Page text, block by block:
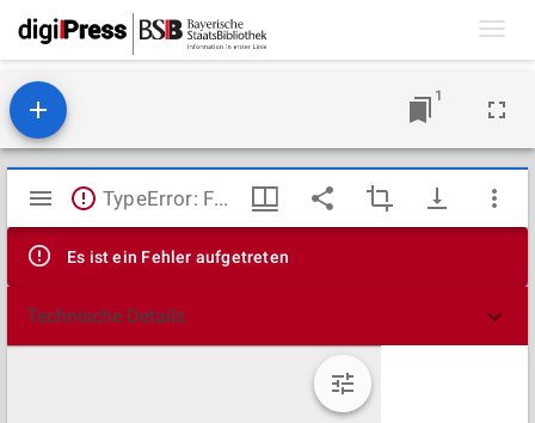
1
Mirador
Viewer
TypeError: Failed to fetch
Es ist ein Fehler aufgetreten
Technische Details